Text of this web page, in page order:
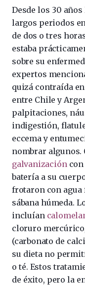
Desde los 30
largos periodos
de dos o tres
estaba
sobre su
expertos
quizá contraída
entre Chile y
palpitaciones,
indigestión,
eccema y
nombrar algunos.
galvanizacióncon
batería a su
frotaron con
sábana húmeda.
incluían
cloruro
(carbonato de
su dieta no
o té. Estos
de éxito, pero la